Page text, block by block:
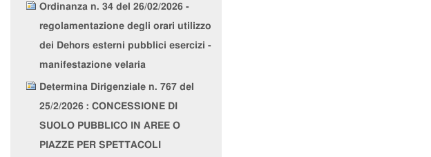
Ordinanza n. 34 del 26/02/2026 -
regolamentazione degli orari utilizzo
dei Dehors esterni pubblici esercizi -
manifestazione velaria
Determina Dirigenziale n. 767 del
25/2/2026 : CONCESSIONE DI
SUOLO PUBBLICO IN AREE O
PIAZZE PER SPETTACOLI